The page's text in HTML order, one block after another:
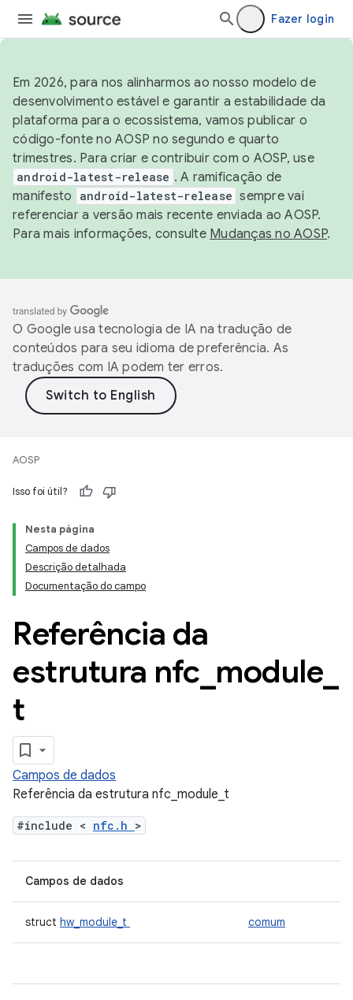
Fazer login
Em 2026, para nos alinharmos ao nosso modelo de
desenvolvimento estável e garantir a estabilidade da
plataforma para o ecossistema, vamos publicar o
código-fonte no AOSP no segundo e quarto
trimestres. Para criar e contribuir com o AOSP, use
android-latest-release . A ramificação de
manifesto
android-latest-release sempre vai
referenciar a versão mais recente enviada ao AOSP.
Para mais informações, consulte Mudanças no AOSP.
O Google usa tecnologia de IA na tradução de
conteúdos para seu idioma de preferência. As
traduções com IA podem ter erros.
AOSP
Isso foi útil?
Nesta página
Campos de dados
Descrição detalhada
Documentação do campo
Referência da
estrutura nfc module
t
Campos de dados
Referência da estrutura nfc_module_t
#include < nfc.h >
Campos de dados
struct hw_module_t comum